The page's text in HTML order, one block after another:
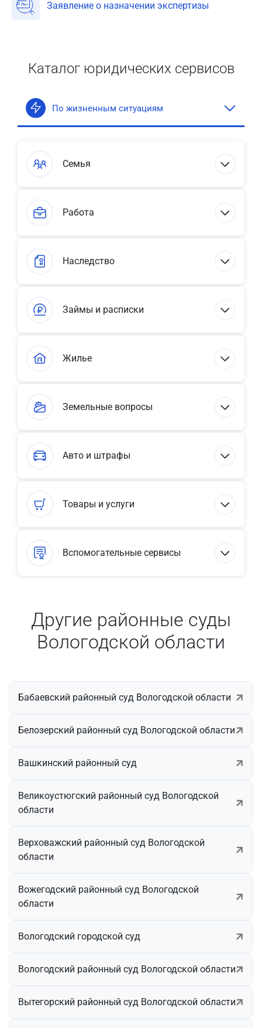
Заявление о назначении экспертизы
Каталог юридических сервисов
По жизненным ситуациям
Семья
Работа
Наследство
Займы и расписки
Жилье
Земельные вопросы
Авто и штрафы
Товары и услуги
Вспомогательные сервисы
Другие районные суды
Вологодской области
Бабаевский районный суд Вологодской области
Белозерский районный суд Вологодской области
Вашкинский районный суд
Великоустюгский районный суд Вологодской
области
Верховажский районный суд Вологодской
области
Вожегодский районный суд Вологодской
области
Вологодский городской суд
Вологодский районный суд Вологодской области
Вытегорский районный суд Вологодской области